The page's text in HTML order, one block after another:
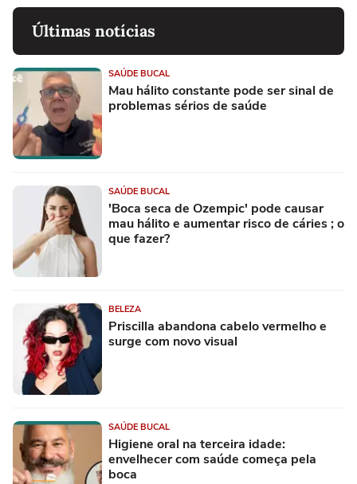
Últimas notícias
SAÚDE BUCAL
Mau hálito constante pode ser sinal de
problemas sérios de saúde
SAÚDE BUCAL
'Boca seca de Ozempic' pode causar
mau hálito e aumentar risco de cáries ; o
que fazer?
BELEZA
Priscilla abandona cabelo vermelho e
surge com novo visual
SAÚDE BUCAL
Higiene oral na terceira idade:
envelhecer com saúde começa pela
boca